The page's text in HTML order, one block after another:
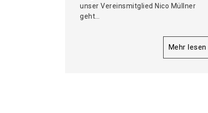
unser Vereinsmitglied Nico Müllner
geht…
Mehr lesen